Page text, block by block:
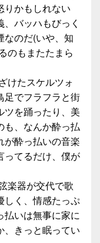
りかもしれない
バッハもびっく
なのだ(いや、知
のもまたたまら
けたスケルツォ
足でフラフラと街
ツを踊ったり、美
も、なんか酔っ払
が酔っ払いの音楽
ってるだけ、僕が
楽器が交代で歌
しく、情感たっぷ
払いは無事に家に
、きっと眠ってい